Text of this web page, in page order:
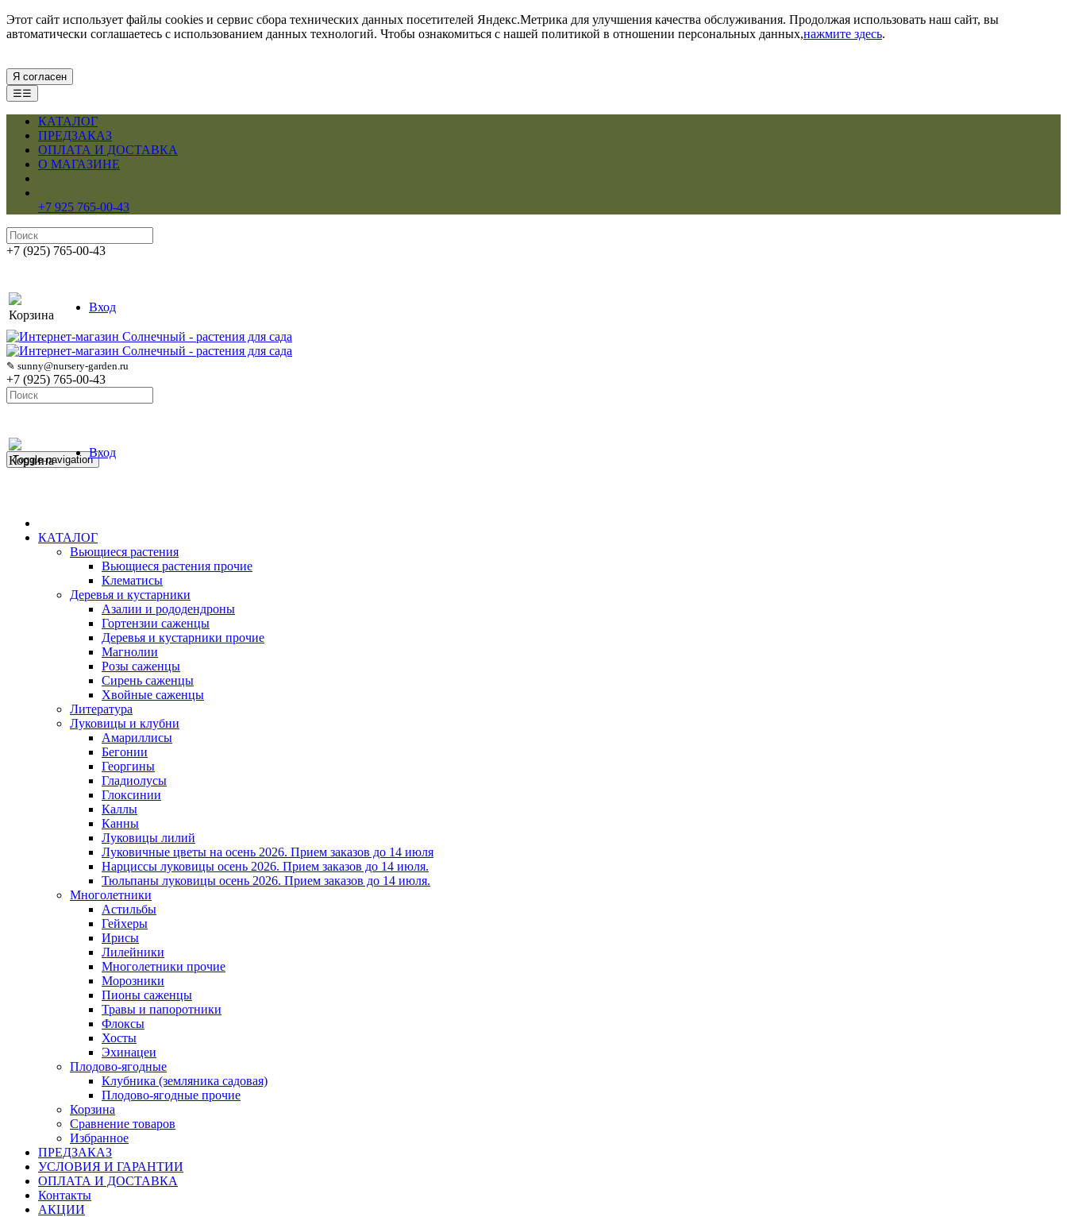
Этот сайт использует файлы cookies и сервис сбора технических данных посетителей Яндекс.Метрика для улучшения качества обслуживания. Продолжая использовать наш сайт, вы
автоматически соглашаетесь с использованием данных технологий. Чтобы ознакомиться с нашей политикой в отношении персональных данных,нажмите здесь.
Я согласен
☰☰
КАТАЛОГ
ПРЕДЗАКАЗ
ОПЛАТА И ДОСТАВКА
О МАГАЗИНЕ
+7 925 765-00-43
+7 (925) 765-00-43
Корзина
Вход
✎ sunny@nursery-garden.ru
+7 (925) 765-00-43
Корзина
Вход
Toggle navigation
КАТАЛОГ
Вьющиеся растения
Вьющиеся растения прочие
Клематисы
Деревья и кустарники
Азалии и рододендроны
Гортензии саженцы
Деревья и кустарники прочие
Магнолии
Розы саженцы
Сирень саженцы
Хвойные саженцы
Литература
Луковицы и клубни
Амариллисы
Бегонии
Георгины
Гладиолусы
Глоксинии
Каллы
Канны
Луковицы лилий
Луковичные цветы на осень 2026. Прием заказов до 14 июля
Нарциссы луковицы осень 2026. Прием заказов до 14 июля.
Тюльпаны луковицы осень 2026. Прием заказов до 14 июля.
Многолетники
Астильбы
Гейхеры
Ирисы
Лилейники
Многолетники прочие
Морозники
Пионы саженцы
Травы и папоротники
Флоксы
Хосты
Эхинацеи
Плодово-ягодные
Клубника (земляника садовая)
Плодово-ягодные прочие
Корзина
Сравнение товаров
Избранное
ПРЕДЗАКАЗ
УСЛОВИЯ И ГАРАНТИИ
ОПЛАТА И ДОСТАВКА
Контакты
АКЦИИ